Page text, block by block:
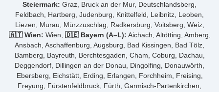
Steiermark: Graz, Bruck an der Mur, Deutschlandsberg,
Feldbach, Hartberg, Judenburg, Knittelfeld, Leibnitz, Leoben,
Liezen, Murau, Mürzzuschlag, Radkersburg, Voitsberg, Weiz,
🇦🇹 Wien: Wien, 🇩🇪 Bayern (A–L): Aichach, Altötting, Amberg,
Ansbach, Aschaffenburg, Augsburg, Bad Kissingen, Bad Tölz,
Bamberg, Bayreuth, Berchtesgaden, Cham, Coburg, Dachau,
Deggendorf, Dillingen an der Donau, Dingolfing, Donauwörth,
Ebersberg, Eichstätt, Erding, Erlangen, Forchheim, Freising,
Freyung, Fürstenfeldbruck, Fürth, Garmisch-Partenkirchen,